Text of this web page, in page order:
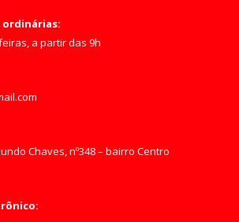
ordinárias:
a partir das 9h
Chaves, nº348 – bairro Centro